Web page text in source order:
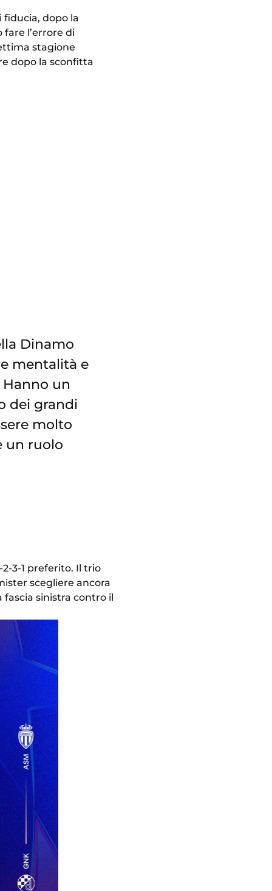
fiducia, dopo la
l’errore di
stagione
dopo la sconfitta
Dinamo
mentalità e
un
dei grandi
molto
un ruolo
3-1 preferito. Il trio
scegliere ancora
fascia sinistra contro il